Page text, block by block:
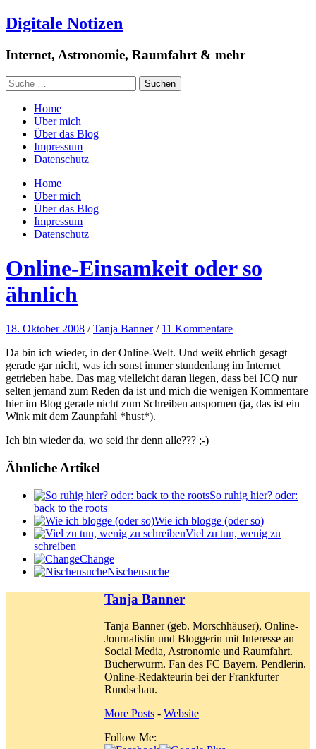
Digitale Notizen
Internet, Astronomie, Raumfahrt & mehr
Home
Über mich
Über das Blog
Impressum
Datenschutz
Home
Über mich
Über das Blog
Impressum
Datenschutz
Online-Einsamkeit oder so
ähnlich
18. Oktober 2008 /Tanja Banner / 11 Kommentare
Da bin ich wieder, in der Online-Welt. Und weiß ehrlich gesagt
gerade gar nicht, was ich sonst immer stundenlang im Internet
getrieben habe. Das mag vielleicht daran liegen, dass bei ICQ nur
selten jemand zum Reden da ist und mich die wenigen Kommentare
hier im Blog gerade nicht zum Schreiben anspornen (ja, das ist ein
Wink mit dem Zaunpfahl *hust*).
Ich bin wieder da, wo seid ihr denn alle??? ;-)
Ähnliche Artikel
So ruhig hier? oder:
back to the roots
Wie ich blogge (oder so)
Viel zu tun, wenig zu
schreiben
Change
Nischensuche
Tanja Banner
Tanja Banner (geb. Morschhäuser), Online-
Journalistin und Bloggerin mit Interesse an
Social Media, Astronomie und Raumfahrt.
Bücherwurm. Fan des FC Bayern. Pendlerin.
Online-Redakteurin bei der Frankfurter
Rundschau.
More Posts - Website
Follow Me: